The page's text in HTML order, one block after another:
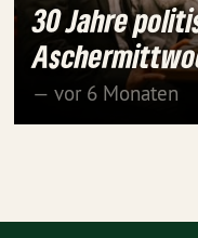
30 Jahre
— vor 6 Monaten